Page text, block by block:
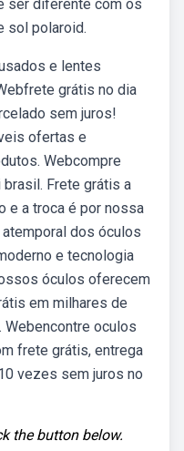
ser diferente com os
sol polaroid.
e lentes
grátis no dia
sem juros!
ofertas e
Webcompre
Frete grátis a
e a troca é por nossa
dos óculos
e tecnologia
óculos oferecem
em milhares de
oculos
frete grátis, entrega
vezes sem juros no
the button below.